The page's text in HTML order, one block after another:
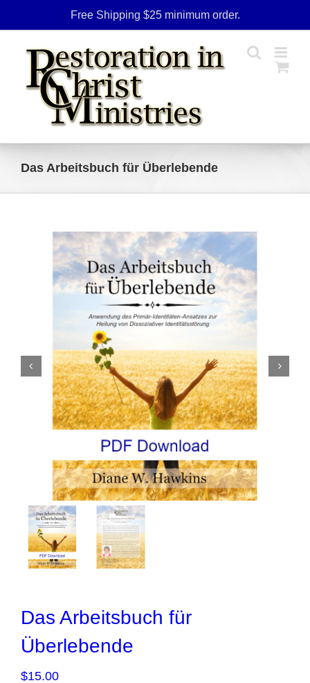
to
content
Free Shipping $25 minimum order.
Das Arbeitsbuch für Überlebende
Das Arbeitsbuch für
Überlebende
$15.00